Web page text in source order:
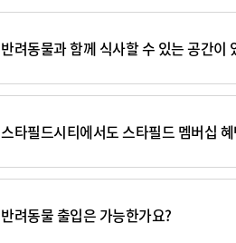
반려동물과 함께 식사할 수 있는 공간이
스타필드시티에서도 스타필드 멤버십
반려동물 출입은 가능한가요?